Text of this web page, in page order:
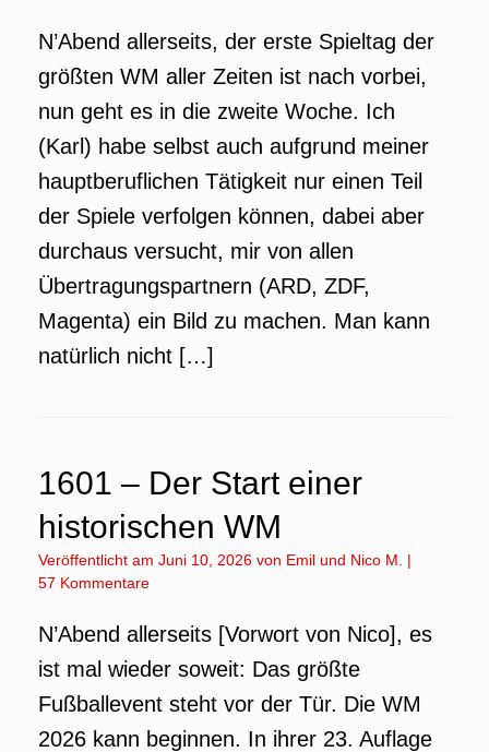
N’Abend allerseits, der erste Spieltag der
größten WM aller Zeiten ist nach vorbei,
nun geht es in die zweite Woche. Ich
(Karl) habe selbst auch aufgrund meiner
hauptberuflichen Tätigkeit nur einen Teil
der Spiele verfolgen können, dabei aber
durchaus versucht, mir von allen
Übertragungspartnern (ARD, ZDF,
Magenta) ein Bild zu machen. Man kann
natürlich nicht […]
1601 – Der Start einer
historischen WM
Veröffentlicht am Juni 10, 2026 von Emil und Nico M.
|
57 Kommentare
N’Abend allerseits [Vorwort von Nico], es
ist mal wieder soweit: Das größte
Fußballevent steht vor der Tür. Die WM
2026 kann beginnen. In ihrer 23. Auflage